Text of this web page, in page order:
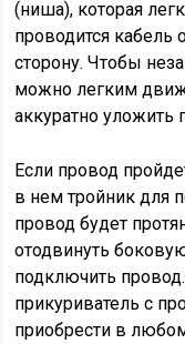
(ниша), которая
проводится кабель
сторону. Чтобы
можно легким
аккуратно уложить
Если провод
в нем тройник для
провод будет
отодвинуть
подключить
прикуриватель с
приобрести в